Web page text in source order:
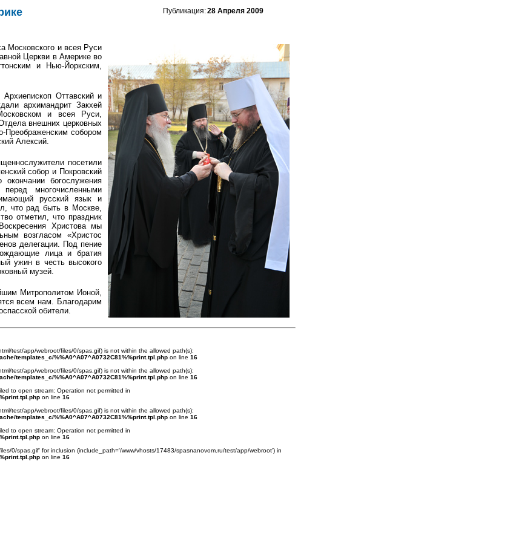
Публикация:28 Апреля 2009
Московского и всея Руси
Церкви в Америке во
и Нью-Йоркским,
Оттавский и
архимандрит Закхей
и всея Руси,
внешних церковных
Преображенским собором
Алексий.
посетили
собор и Покровский
богослужения
многочисленными
русский язык и
что рад быть в Москве,
отметил, что праздник
Христова мы
возгласом «Христос
делегации. Под пение
лица и братия
ужин в честь высокого
музей.
Митрополитом Ионой,
всем нам. Благодарим
обители.
test/app/webroot/files/0/spas.gif) is not within the allowed path(s):
templates_c/%%A0^A07^A0732C81%%print.tpl.php on line 16
test/app/webroot/files/0/spas.gif) is not within the allowed path(s):
templates_c/%%A0^A07^A0732C81%%print.tpl.php on line 16
to open stream: Operation not permitted in
on line 16
test/app/webroot/files/0/spas.gif) is not within the allowed path(s):
templates_c/%%A0^A07^A0732C81%%print.tpl.php on line 16
to open stream: Operation not permitted in
on line 16
0/spas.gif' for inclusion (include_path='/www/vhosts/17483/spasnanovom.ru/test/app/webroot') in
on line 16